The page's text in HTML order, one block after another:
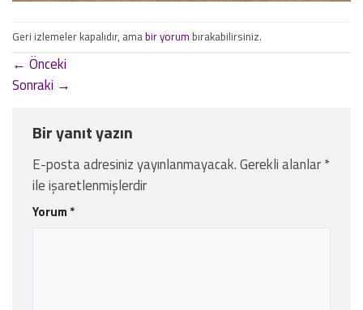
Geri izlemeler kapalıdır, amabir yorum bırakabilirsiniz.
← Önceki
Sonraki →
Bir yanıt yazın
E-posta adresiniz yayınlanmayacak.Gerekli alanlar*
ile işaretlenmişlerdir
Yorum *